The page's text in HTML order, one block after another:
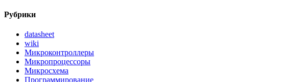
Рубрики
datasheet
wiki
Микроконтроллеры
Микропроцессоры
Микросхема
Программирование